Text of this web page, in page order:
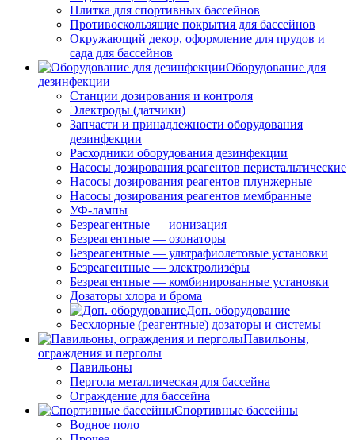
Плитка для спортивных бассейнов
Противоскользящие покрытия для бассейнов
Окружающий декор, оформление для прудов и
сада для бассейнов
Оборудование для
дезинфекции
Станции дозирования и контроля
Электроды (датчики)
Запчасти и принадлежности оборудования
дезинфекции
Расходники оборудования дезинфекции
Насосы дозирования реагентов перистальтические
Насосы дозирования реагентов плунжерные
Насосы дозирования реагентов мембранные
УФ-лампы
Безреагентные — ионизация
Безреагентные — озонаторы
Безреагентные — ультрафиолетовые установки
Безреагентные — электролизёры
Безреагентные — комбинированные установки
Дозаторы хлора и брома
Доп. оборудование
Бесхлорные (реагентные) дозаторы и системы
Павильоны,
ограждения и перголы
Павильоны
Пергола металлическая для бассейна
Ограждение для бассейна
Спортивные бассейны
Водное поло